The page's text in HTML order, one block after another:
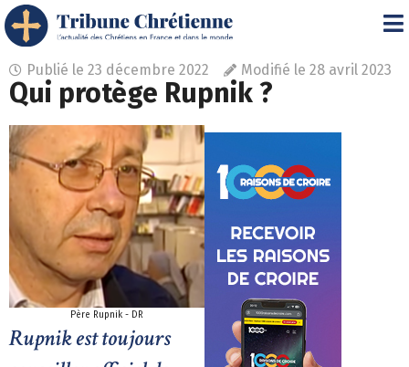
Publié le 23 décembre 2022 Modifié le 28 avril 2023
Qui protège Rupnik ?
Père Rupnik - DR
Rupnik est toujours